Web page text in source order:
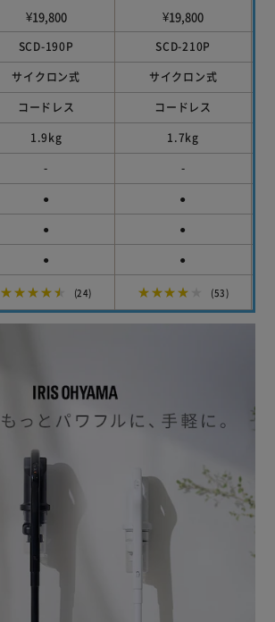
¥19,800
SCD-190P
サイクロン式
コードレス
1.9kg
-
●
●
●
★★★★★ (24)
¥19,800
SCD-210P
サイクロン式
コードレス
1.7kg
-
●
●
●
★★★★★ (53)